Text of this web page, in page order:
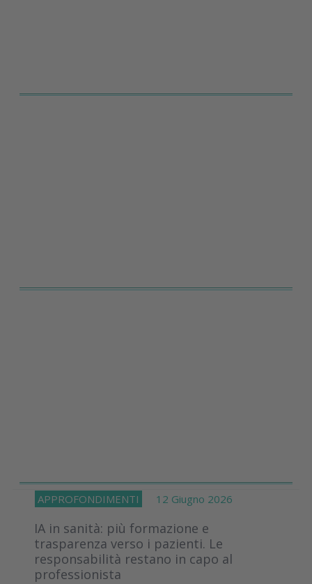
APPROFONDIMENTI 12 Giugno 2026
IA in sanità: più formazione e
trasparenza verso i pazienti. Le
responsabilità restano in capo al
professionista